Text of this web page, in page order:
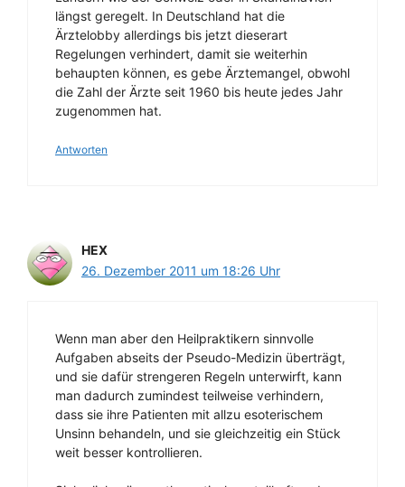
längst geregelt. In Deutschland hat die
Ärztelobby allerdings bis jetzt dieserart
Regelungen verhindert, damit sie weiterhin
behaupten können, es gebe Ärztemangel, obwohl
die Zahl der Ärzte seit 1960 bis heute jedes Jahr
zugenommen hat.
Antworten
HEX
26. Dezember 2011 um 18:26 Uhr
Wenn man aber den Heilpraktikern sinnvolle
Aufgaben abseits der Pseudo-Medizin überträgt,
und sie dafür strengeren Regeln unterwirft, kann
man dadurch zumindest teilweise verhindern,
dass sie ihre Patienten mit allzu esoterischem
Unsinn behandeln, und sie gleichzeitig ein Stück
weit besser kontrollieren.